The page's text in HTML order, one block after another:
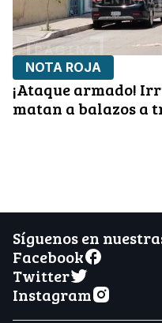
NOTA ROJA
¡Ataque armado!
matan a balazos a
Síguenos en
Facebook
Twitter
Instagram